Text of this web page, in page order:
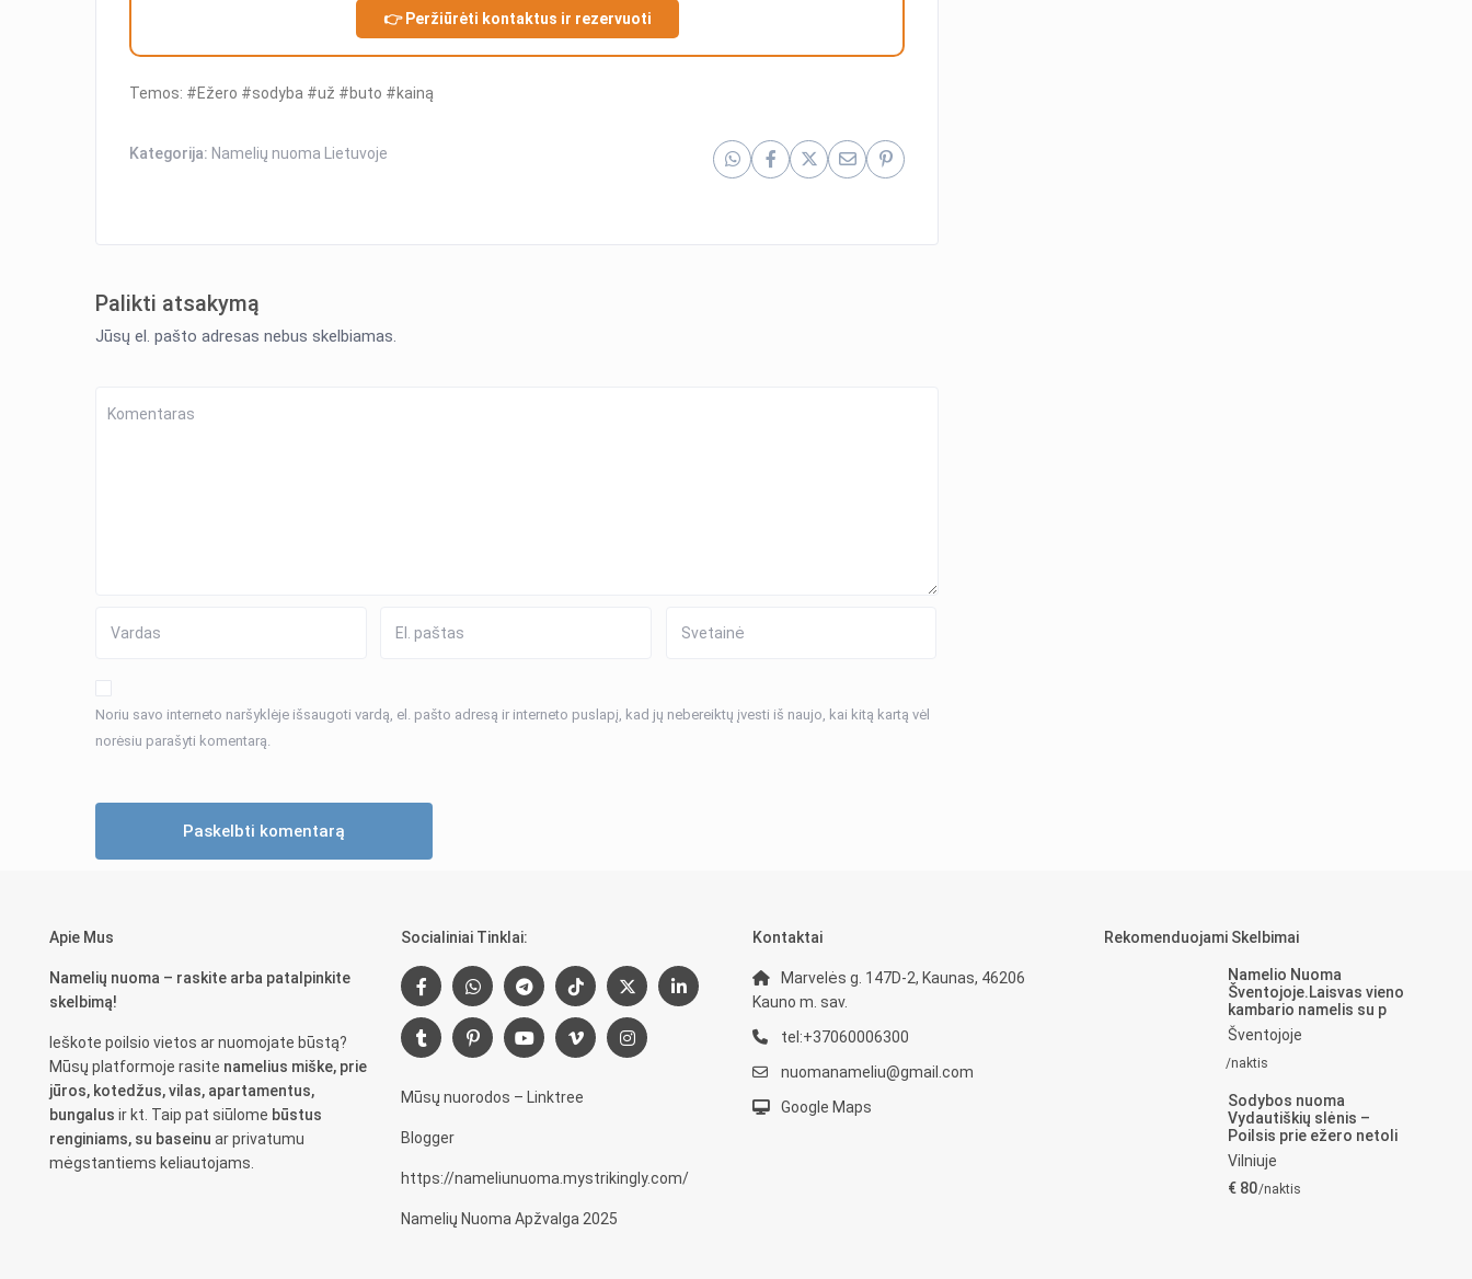
👉 Peržiūrėti kontaktus ir rezervuoti
Temos: #Ežero #sodyba #už #buto #kainą
Kategorija: Namelių nuoma Lietuvoje
Palikti atsakymą
Jūsų el. pašto adresas nebus skelbiamas.
Noriu savo interneto naršyklėje išsaugoti vardą, el. pašto adresą ir interneto puslapį, kad jų nebereiktų įvesti iš naujo, kai kitą kartą vėl
norėsiu parašyti komentarą.
Apie Mus
Namelių nuoma – raskite arba patalpinkite
skelbimą!
Ieškote poilsio vietos ar nuomojate būstą?
Mūsų platformoje rasite namelius miške, prie
jūros, kotedžus, vilas, apartamentus,
bungalus ir kt. Taip pat siūlome būstus
renginiams, su baseinu ar privatumu
mėgstantiems keliautojams.
Socialiniai Tinklai:
Mūsų nuorodos – Linktree
Blogger
https://nameliunuoma.mystrikingly.com/
Namelių Nuoma Apžvalga 2025
Kontaktai
Marvelės g. 147D-2, Kaunas, 46206
Kauno m. sav.
tel:+37060006300
nuomanameliu@gmail.com
Google Maps
Rekomenduojami Skelbimai
Namelio Nuoma
Šventojoje.Laisvas vieno
kambario namelis su p
Šventojoje
/naktis
Sodybos nuoma
Vydautiškių slėnis –
Poilsis prie ežero netoli
Vilniuje
€ 80/naktis